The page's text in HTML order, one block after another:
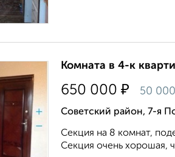
Комната в 4-к
650 000 ₽ 50 000
Советский район, 7-я
Секция на 8 комнат,
Секция очень хорошая,